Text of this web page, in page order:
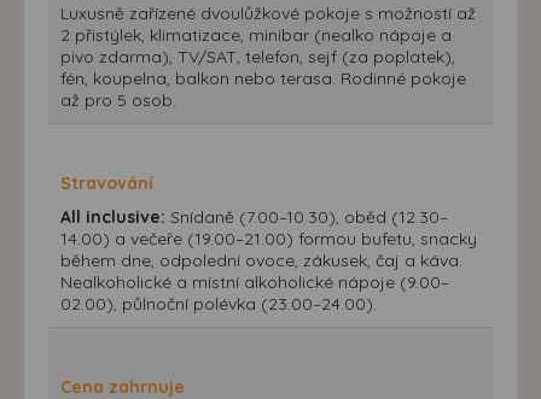
Luxusně zařízené dvoulůžkové pokoje s možností až
2 přistýlek, klimatizace, minibar (nealko nápoje a
pivo zdarma), TV/SAT, telefon, sejf (za poplatek),
fén, koupelna, balkon nebo terasa. Rodinné pokoje
až pro 5 osob.
Stravování
All inclusive: Snídaně (7.00–10.30), oběd (12.30–
14.00) a večeře (19.00–21.00) formou bufetu, snacky
během dne, odpolední ovoce, zákusek, čaj a káva.
Nealkoholické a místní alkoholické nápoje (9.00–
02.00), půlnoční polévka (23.00–24.00).
Cena zahrnuje